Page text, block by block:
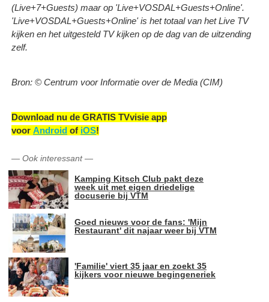
(Live+7+Guests) maar op 'Live+VOSDAL+Guests+Online'.
'Live+VOSDAL+Guests+Online' is het totaal van het Live TV
kijken en het uitgesteld TV kijken op de dag van de uitzending
zelf.
Bron: © Centrum voor Informatie over de Media (CIM)
Download nu de GRATIS TVvisie app
voor Android of iOS!
— Ook interessant—
Kamping Kitsch Club pakt deze
week uit met eigen driedelige
docuserie bij VTM
Goed nieuws voor de fans: 'Mijn
Restaurant' dit najaar weer bij VTM
'Familie' viert 35 jaar en zoekt 35
kijkers voor nieuwe begingeneriek